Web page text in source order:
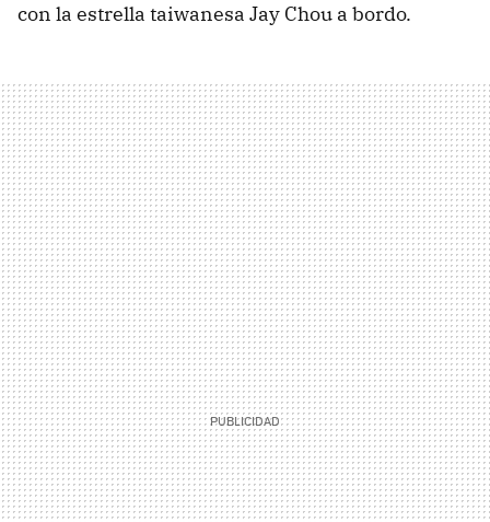
con la estrella taiwanesa Jay Chou a bordo.